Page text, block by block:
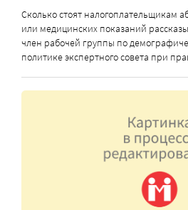
Сколько стоят налогоплательщикам
или медицинских показаний
член рабочей группы по
политике экспертного совета при